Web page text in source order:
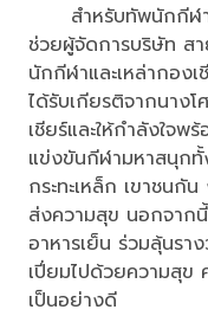
สำหรับทัพนักกีฬา
ช่วยผู้จัดการบริษัท ส
นักกีฬาและเหล่ากอง
ได้รับเกียรติจากนาง
เชียร์และให้กำลังใจ
แข่งขันกีฬามหาสนุก
กระทะเหล็ก เขาชนกั
ส่งความสุข นอกจากนี้
อาหารเย็น ร่วมลุ้นรา
เปี่ยมไปด้วยความสุข
เป็นอย่างดี